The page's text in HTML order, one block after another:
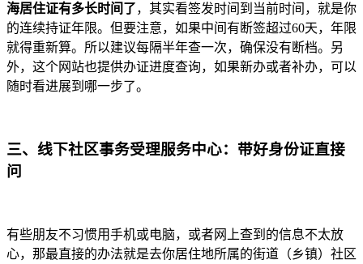
海居住证有多长时间了，其实看签发时间到当前时间，就是你
的连续持证年限。但要注意，如果中间有断签超过60天，年限
就得重新算。所以建议每隔半年查一次，确保没有断档。另
外，这个网站也提供办证进度查询，如果新办或者补办，可以
随时看进展到哪一步了。
三、线下社区事务受理服务中心：带好身份证直接
问
有些朋友不习惯用手机或电脑，或者网上查到的信息不太放
心，那最直接的办法就是去你居住地所属的街道（乡镇）社区